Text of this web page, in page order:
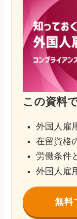
この資料
外国人雇
在留資格
労働条件
外国人雇
無料